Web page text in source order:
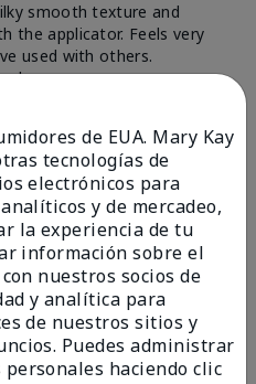
smooth texture and
the applicator. Feels very
used with others.
were.
a un amigo
útil esta
de EUA. Mary Kay
tecnologías de
electrónicos para
y de mercadeo,
la experiencia de tu
información sobre el
nuestros socios de
y analítica para
de nuestros sitios y
Puedes administrar
haciendo clic